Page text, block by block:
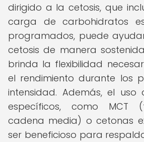
dirigido a la cetosis, que
carga de carbohidratos
programados, puede
cetosis de manera
brinda la flexibilidad
el rendimiento durante los
intensidad. Además, el uso
específicos, como MCT
cadena media) o cetonas
ser beneficioso para